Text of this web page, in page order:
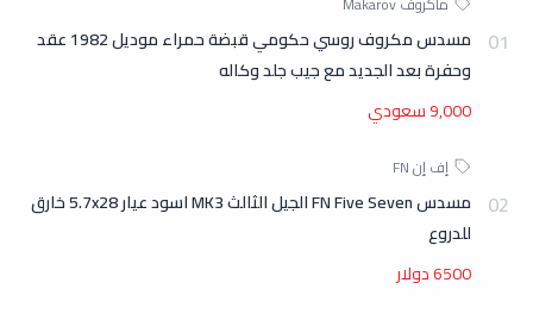
مسدس مكروف روسي حكومي قبضة حمراء موديل 1982 عقد
وحفرة بعد الجديد مع جيب جلد وكاله
9,000 سعودي
مسدس FN Five Seven الجيل الثالث MK3 اسود عيار 5.7x28 خارق
للدروع
6500 دولار